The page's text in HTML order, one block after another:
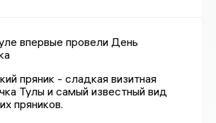
впервые провели День
пряник - сладкая визитная
Тулы и самый известный вид
пряников.